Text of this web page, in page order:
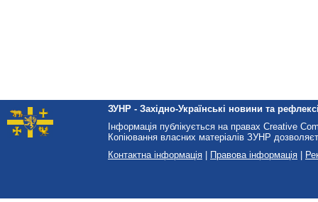
ЗУНР - Західно-Українські новини та
Інформація публікується на правах Creative
Копіювання власних матеріалів ЗУНР
Контактна інформація
Правова інформація